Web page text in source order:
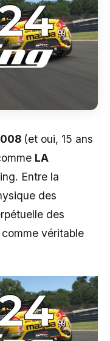
(et oui, 15 ans
LA
Entre la
des
des
véritable